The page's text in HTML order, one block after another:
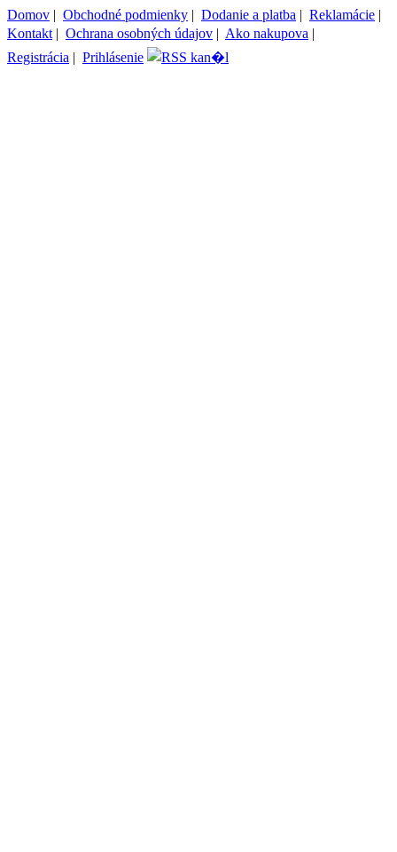
Domov | Obchodné podmienky | Dodanie a platba | Reklamácie |
Kontakt | Ochrana osobných údajov | Ako nakupova |
Registrácia | Prihlásenie